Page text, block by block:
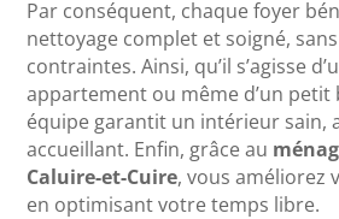
Par conséquent, chaque foyer
nettoyage complet et soigné,
contraintes. Ainsi, qu’il s’agisse
appartement ou même d’un
équipe garantit un intérieur sain,
accueillant. Enfin, grâce au
Caluire-et-Cuire, vous
en optimisant votre temps libre.